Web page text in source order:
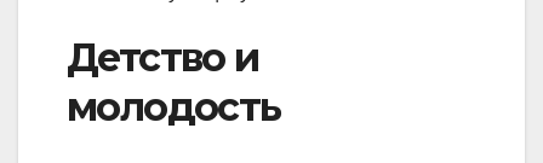
Детство и
молодость